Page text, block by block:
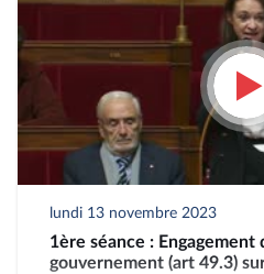
lundi 13 novembre 2023
1ère séance :
gouvernement (art 49.3)